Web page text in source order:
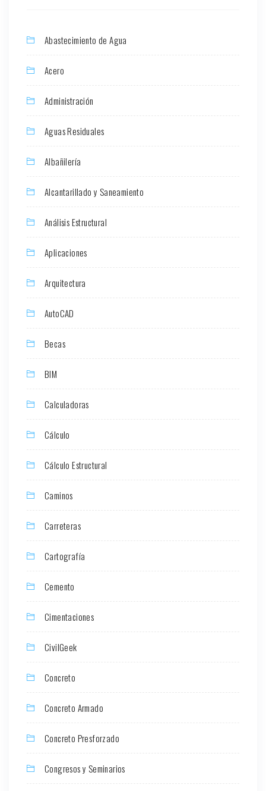
Abastecimiento de Agua
Acero
Administración
Aguas Residuales
Albañilería
Alcantarillado y Saneamiento
Análisis Estructural
Aplicaciones
Arquitectura
AutoCAD
Becas
BIM
Calculadoras
Cálculo
Cálculo Estructural
Caminos
Carreteras
Cartografía
Cemento
Cimentaciones
CivilGeek
Concreto
Concreto Armado
Concreto Presforzado
Congresos y Seminarios